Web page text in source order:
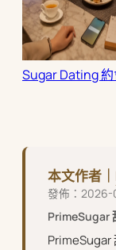
Sugar Dating
本文作者｜
發佈：2026-
PrimeSugar
PrimeSugar